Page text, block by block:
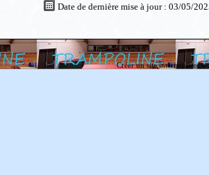
Date de dernière mise à jour : 03/05/
Créer un site internet avec